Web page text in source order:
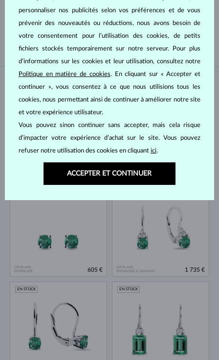
DU PACIFIQUE
D'EAU DOUCE AKOYA
EN STOCK
OR BLANC
ÉMERAUDE
605 €
OR BLANC
ÉMERAUDE & DIAMANT
1 735 €
EN STOCK EN STOCK
personnaliser nos publicités selon vos préférences et de vous
prévenir des nouveautés ou réductions, nous avons besoin de
votre consentement pour l’utilisation des cookies, de petits
fichiers stockés temporairement sur notre serveur. Pour plus
d’informations sur les cookies et leur utilisation, consultez notre
Politique en matière de cookies. En cliquant sur « Accepter et
continuer », vous consentez à ce que nous utilisions tous les
cookies, nous permettant ainsi de continuer à améliorer notre site
et votre expérience utilisateur.
Vous pouvez sinon continuer sans accepter, mais cela risque
d’impacter votre expérience d’achat sur le site. Vous pouvez
refuser notre utilisation des cookies en cliquant ici.
ACCEPTER ET CONTINUER